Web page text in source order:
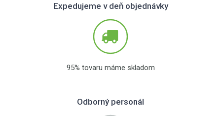
Expedujeme v deň objednávky
95% tovaru máme skladom
Odborný personál